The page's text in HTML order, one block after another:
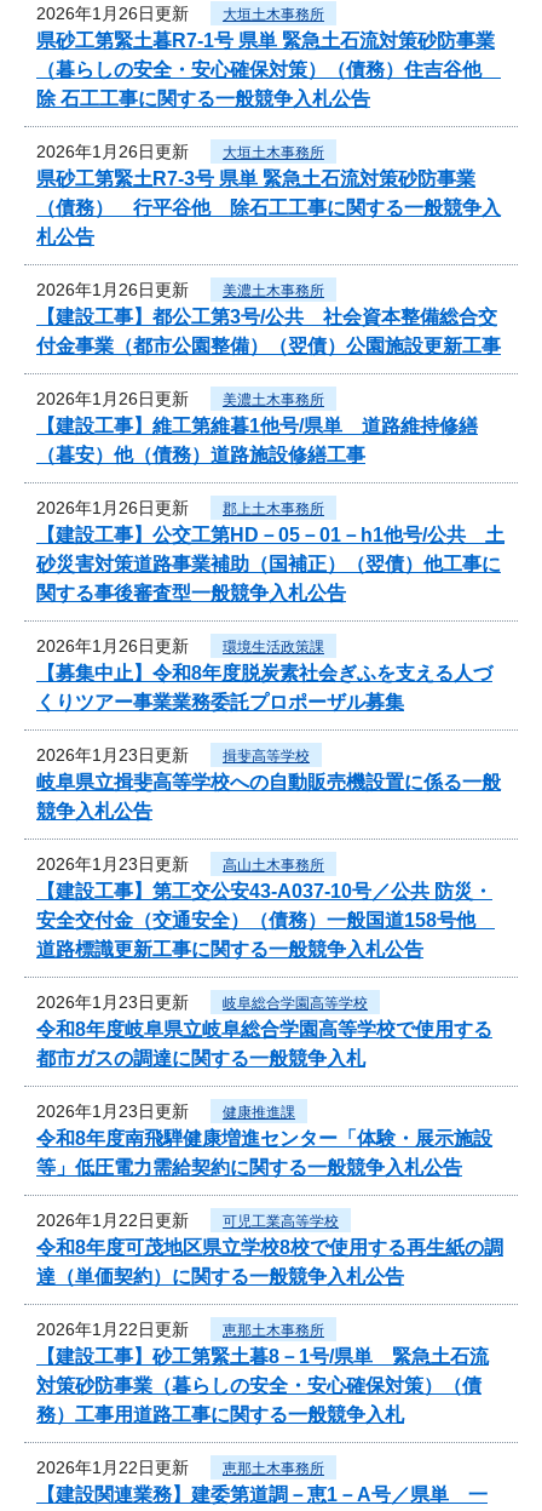
2026年1月26日更新 大垣土木事務所
県砂工第緊土暮R7-1号 県単 緊急土石流対策砂防事業
（暮らしの安全・安心確保対策）（債務）住吉谷他
除 石工工事に関する一般競争入札公告
2026年1月26日更新 大垣土木事務所
県砂工第緊土R7-3号 県単 緊急土石流対策砂防事業
（債務） 行平谷他 除石工工事に関する一般競争入
札公告
2026年1月26日更新 美濃土木事務所
【建設工事】都公工第3号/公共 社会資本整備総合交
付金事業（都市公園整備）（翌債）公園施設更新工事
2026年1月26日更新 美濃土木事務所
【建設工事】維工第維暮1他号/県単 道路維持修繕
（暮安）他（債務）道路施設修繕工事
2026年1月26日更新 郡上土木事務所
【建設工事】公交工第HD－05－01－h1他号/公共 土
砂災害対策道路事業補助（国補正）（翌債）他工事に
関する事後審査型一般競争入札公告
2026年1月26日更新 環境生活政策課
【募集中止】令和8年度脱炭素社会ぎふを支える人づ
くりツアー事業業務委託プロポーザル募集
2026年1月23日更新 揖斐高等学校
岐阜県立揖斐高等学校への自動販売機設置に係る一般
競争入札公告
2026年1月23日更新 高山土木事務所
【建設工事】第工交公安43-A037-10号／公共 防災・
安全交付金（交通安全）（債務）一般国道158号他
道路標識更新工事に関する一般競争入札公告
2026年1月23日更新 岐阜総合学園高等学校
令和8年度岐阜県立岐阜総合学園高等学校で使用する
都市ガスの調達に関する一般競争入札
2026年1月23日更新 健康推進課
令和8年度南飛騨健康増進センター「体験・展示施設
等」低圧電力需給契約に関する一般競争入札公告
2026年1月22日更新 可児工業高等学校
令和8年度可茂地区県立学校8校で使用する再生紙の調
達（単価契約）に関する一般競争入札公告
2026年1月22日更新 恵那土木事務所
【建設工事】砂工第緊土暮8－1号/県単 緊急土石流
対策砂防事業（暮らしの安全・安心確保対策）（債
務）工事用道路工事に関する一般競争入札
2026年1月22日更新 恵那土木事務所
【建設関連業務】建委第道調－恵1－A号／県単 一